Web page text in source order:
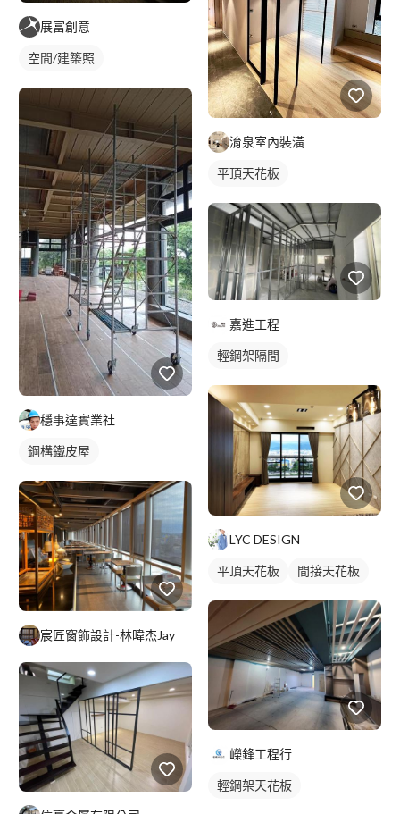
展富創意
空間/建築照
穩事達實業社
鋼構鐵皮屋
宸匠窗飾設計-林暐杰Jay
淯泉室內裝潢
平頂天花板
嘉進工程
輕鋼架隔間
LYC DESIGN
平頂天花板 間接天花板
嶸鋒工程行
輕鋼架天花板